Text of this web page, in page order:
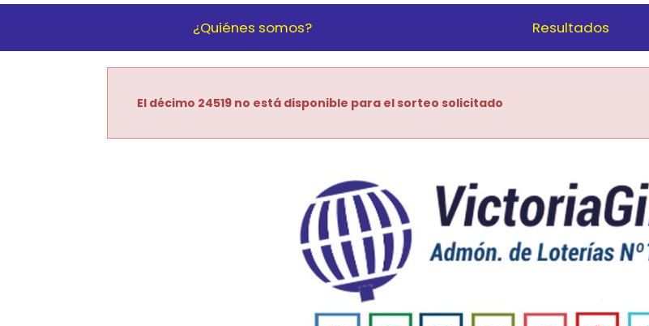
¿Quiénes somos? Resultados
El décimo 24519 no está disponible para el sorteo solicitado